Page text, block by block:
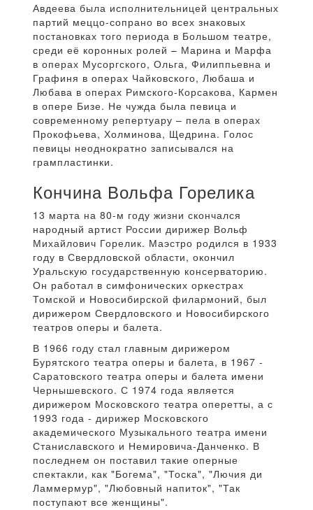
Авдеева была исполнительницей центральных
партий меццо-сопрано во всех знаковых
постановках того периода в Большом театре,
среди её коронных ролей – Марина и Марфа
в операх Мусоргского, Ольга, Филиппьевна и
Графиня в операх Чайковского, Любаша и
Любава в операх Римского-Корсакова, Кармен
в опере Бизе. Не чужда была певица и
современному репертуару – пела в операх
Прокофьева, Холминова, Щедрина. Голос
певицы неоднократно записывался на
грампластинки.
Кончина Вольфа Горелика
13 марта на 80-м году жизни скончался
народный артист России дирижер Вольф
Михайлович Горелик. Маэстро родился в 1933
году в Свердловской области, окончил
Уральскую государственную консерваторию.
Он работал в симфонических оркестрах
Томской и Новосибирской филармоний, был
дирижером Свердловского и Новосибирского
театров оперы и балета.
В 1966 году стал главным дирижером
Бурятского театра оперы и балета, в 1967 -
Саратовского театра оперы и балета имени
Чернышевского. С 1974 года является
дирижером Московского театра оперетты, а с
1993 года - дирижер Московского
академического Музыкального театра имени
Станиславского и Немировича-Данченко. В
последнем он поставил такие оперные
спектакли, как "Богема", "Тоска", "Лючия ди
Ламмермур", "Любовный напиток", "Так
поступают все женщины".